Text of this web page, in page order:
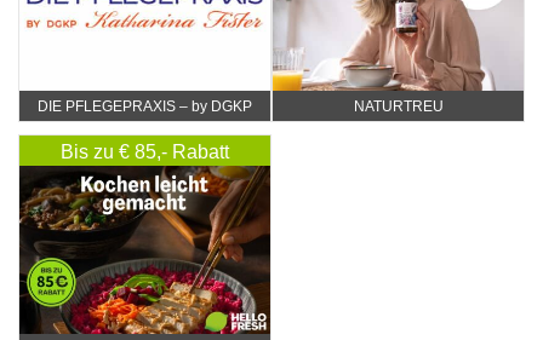
DIE PFLEGEPRAXIS – by DGKP
NATURTREU
Bis zu € 85,- Rabatt